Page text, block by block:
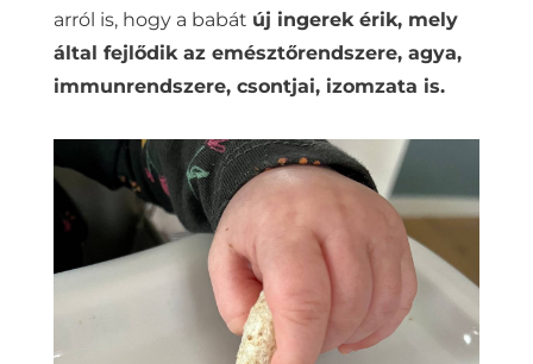
arról is, hogy a babát új ingerek érik, mely
által fejlődik az emésztőrendszere, agya,
immunrendszere, csontjai, izomzata is.